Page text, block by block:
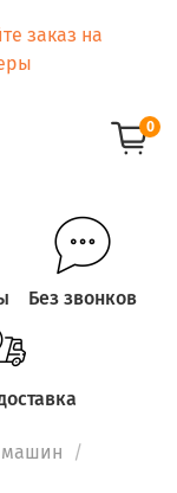
заказ на
0
Без звонков
машин